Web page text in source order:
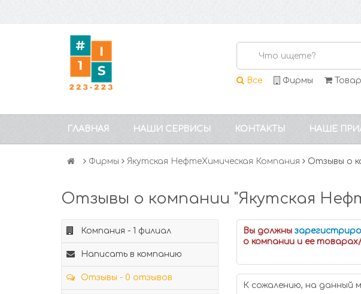
Все Фирмы
ГЛАВНАЯ НАШИ СЕРВИСЫ КОНТАКТЫ НАШЕ
Фирмы Якутская НефтеХимическая Компания Отзывы о
Отзывы о компании "Якутская
Компания - 1 филиал
Написать в компанию
Отзывы - 0 отзывов
Вы должны
о компании и ее
К сожалению, на данный